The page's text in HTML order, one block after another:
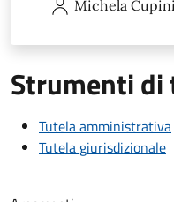
Michela Cupini
Strumenti
Tutela amministrativa
Tutela giurisdizionale